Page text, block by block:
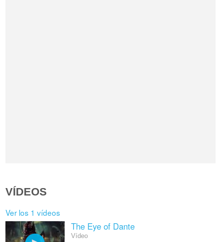
VÍDEOS
Ver los 1 vídeos
The Eye of Dante
Vídeo